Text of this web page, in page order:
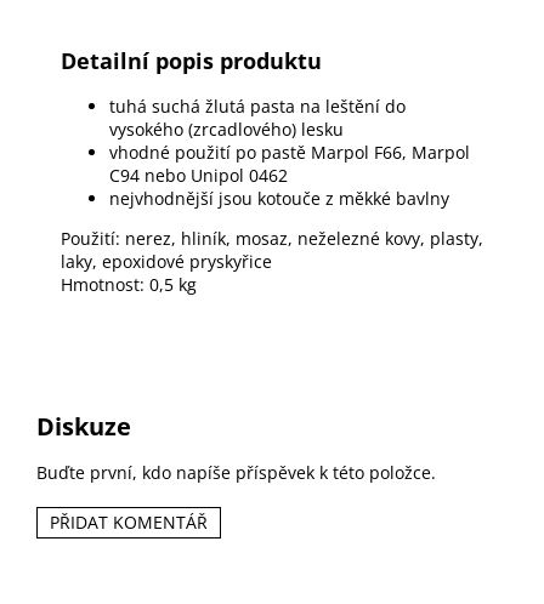
Detailní popis produktu
tuhá suchá žlutá pasta na leštění do
vysokého (zrcadlového) lesku
vhodné použití po pastě Marpol F66, Marpol
C94 nebo Unipol 0462
nejvhodnější jsou kotouče z měkké bavlny
Použití: nerez, hliník, mosaz, neželezné kovy, plasty,
laky, epoxidové pryskyřice
Hmotnost: 0,5 kg
Diskuze
Buďte první, kdo napíše příspěvek k této položce.
PŘIDAT KOMENTÁŘ